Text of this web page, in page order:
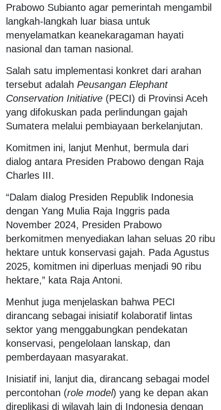
Prabowo Subianto agar pemerintah mengambil
langkah-langkah luar biasa untuk
menyelamatkan keanekaragaman hayati
nasional dan taman nasional.
Salah satu implementasi konkret dari arahan
tersebut adalah Peusangan Elephant
Conservation Initiative (PECI) di Provinsi Aceh
yang difokuskan pada perlindungan gajah
Sumatera melalui pembiayaan berkelanjutan.
Komitmen ini, lanjut Menhut, bermula dari
dialog antara Presiden Prabowo dengan Raja
Charles III.
“Dalam dialog Presiden Republik Indonesia
dengan Yang Mulia Raja Inggris pada
November 2024, Presiden Prabowo
berkomitmen menyediakan lahan seluas 20 ribu
hektare untuk konservasi gajah. Pada Agustus
2025, komitmen ini diperluas menjadi 90 ribu
hektare,” kata Raja Antoni.
Menhut juga menjelaskan bahwa PECI
dirancang sebagai inisiatif kolaboratif lintas
sektor yang menggabungkan pendekatan
konservasi, pengelolaan lanskap, dan
pemberdayaan masyarakat.
Inisiatif ini, lanjut dia, dirancang sebagai model
percontohan (role model) yang ke depan akan
direplikasi di wilayah lain di Indonesia dengan